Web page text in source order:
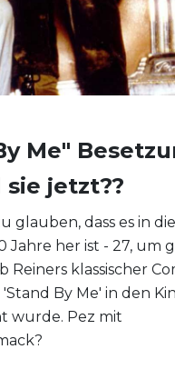
Me"
sie jetzt??
glauben, dass es in
Jahre her ist - 27, um
Reiners klassischer
By Me' in den
wurde. Pez mit